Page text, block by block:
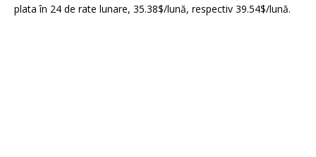
plata în 24 de rate lunare, 35.38$/lună, respectiv 39.54$/lună.